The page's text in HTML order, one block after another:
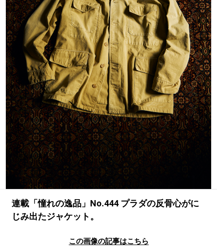
#ととけん #FASHION #MUSIC #MOVIE
#LIFESTYLE #SNEAKER #OUTDOOR
#SPORTS #HANDSOME HANDBOOK
連載「憧れの逸品」No.444 プラダの反骨心がに
じみ出たジャケット。
この画像の記事はこちら